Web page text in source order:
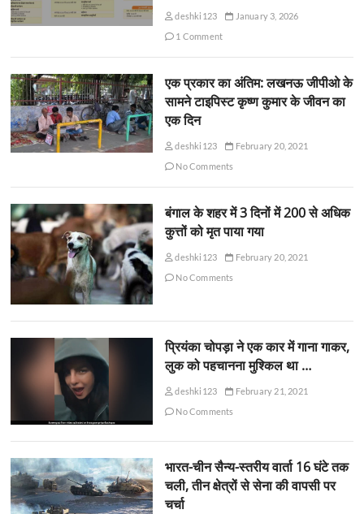
deshki123
January 3, 2026
1 Comment
एक प्रकार का अंतिम: लखनऊ जीपीओ के
सामने टाइपिस्ट कृष्ण कुमार के जीवन का
एक दिन
deshki123
February 20, 2021
No Comments
बंगाल के शहर में 3 दिनों में 200 से अधिक
कुत्तों को मृत पाया गया
deshki123
February 20, 2021
No Comments
प्रियंका चोपड़ा ने एक कार में गाना गाकर,
लुक को पहचानना मुश्किल था …
deshki123
February 21, 2021
No Comments
भारत-चीन सैन्य-स्तरीय वार्ता 16 घंटे तक
चली, तीन क्षेत्रों से सेना की वापसी पर
चर्चा